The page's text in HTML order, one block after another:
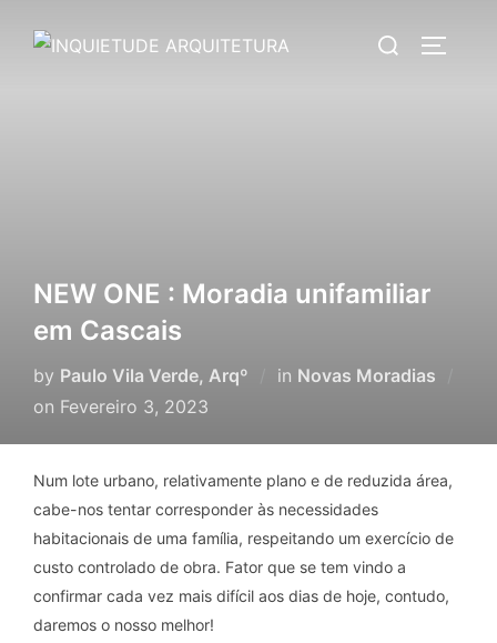
Search
NEW ONE : Moradia unifamiliar
em Cascais
by Paulo Vila Verde, Arqº in Novas Moradias
on Posted
Fevereiro 3, 2023
Num lote urbano, relativamente plano e de reduzida área,
cabe-nos tentar corresponder às necessidades
habitacionais de uma família, respeitando um exercício de
custo controlado de obra. Fator que se tem vindo a
confirmar cada vez mais difícil aos dias de hoje, contudo,
daremos o nosso melhor!